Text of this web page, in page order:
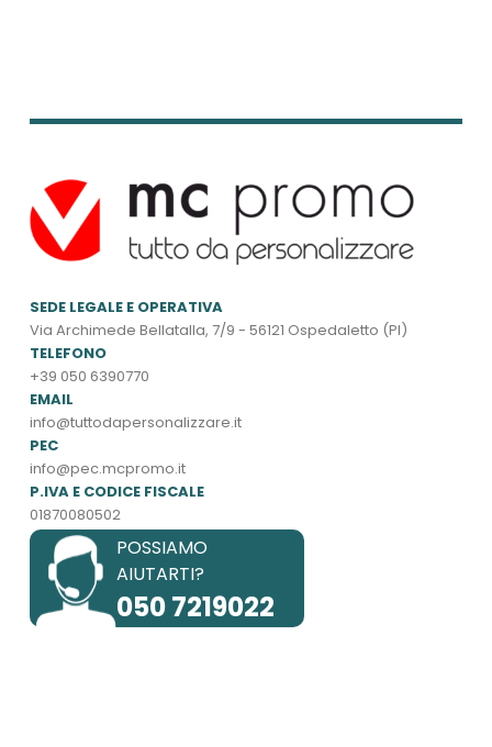
SEDE LEGALE E OPERATIVA
Via Archimede Bellatalla, 7/9 - 56121 Ospedaletto (PI)
TELEFONO
+39 050 6390770
EMAIL
info@tuttodapersonalizzare.it
PEC
info@pec.mcpromo.it
P.IVA E CODICE FISCALE
01870080502
POSSIAMO
AIUTARTI?
050 7219022